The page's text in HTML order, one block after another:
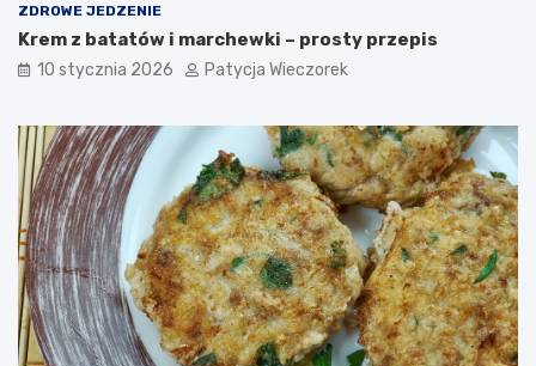
ZDROWE JEDZENIE
Krem z batatów i marchewki – prosty przepis
10 stycznia 2026 Patycja Wieczorek